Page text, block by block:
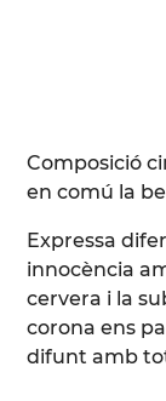
Composició
en comú la
Expressa
innocència
cervera i la
corona ens
difunt amb